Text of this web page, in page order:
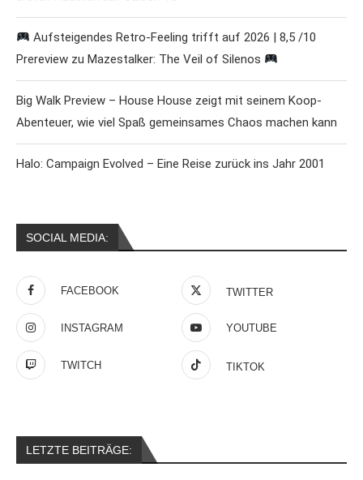
Aufsteigendes Retro-Feeling trifft auf 2026 | 8,5 /10
Prereview zu Mazestalker: The Veil of Silenos
Big Walk Preview – House House zeigt mit seinem Koop-
Abenteuer, wie viel Spaß gemeinsames Chaos machen kann
Halo: Campaign Evolved – Eine Reise zurück ins Jahr 2001
SOCIAL MEDIA:
FACEBOOK TWITTER
INSTAGRAM YOUTUBE
TWITCH TIKTOK
LETZTE BEITRÄGE: